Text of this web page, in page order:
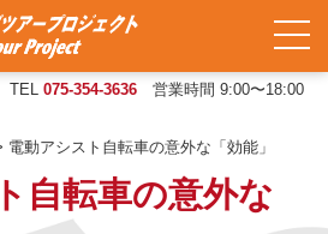
TEL 075-354-3636 営業時間 9:00〜18:00
電動アシスト自転車の意外な「効能」
自転車の意外な